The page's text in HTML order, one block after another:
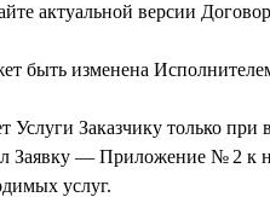
актуальной версии
быть изменена
Услуги Заказчику только
Заявку — Приложение № 2 к
услуг.